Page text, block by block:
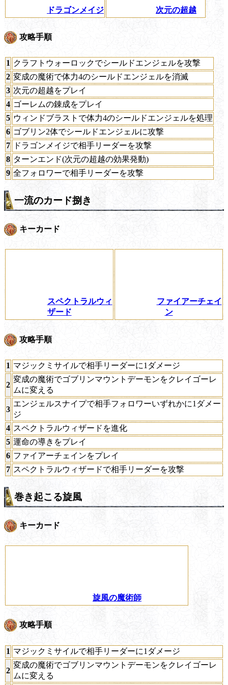
ドラゴンメイジ 次元の超越
攻略手順
1 クラフトウォーロックでシールドエンジェルを攻撃
2 変成の魔術で体力4のシールドエンジェルを消滅
3 次元の超越をプレイ
4 ゴーレムの錬成をプレイ
5 ウィンドブラストで体力4のシールドエンジェルを処理
6 ゴブリン2体でシールドエンジェルに攻撃
7
ドラゴンメイジで相手リーダーを攻撃
8 ターンエンド(次元の超越の効果発動)
9 全フォロワーで相手リーダーを攻撃
一流のカード捌き
キーカード
スペクトラルウィ
ザード
ファイアーチェイ
ン
攻略手順
1 マジックミサイルで相手リーダーに1ダメージ
2
変成の魔術でゴブリンマウントデーモンをクレイゴーレ
ムに変える
3
エンジェルスナイプで相手フォロワーいずれかに1ダメー
ジ
4 スペクトラルウィザードを進化
5 運命の導きをプレイ
6 ファイアーチェインをプレイ
7 スペクトラルウィザードで相手リーダーを攻撃
巻き起こる旋風
キーカード
旋風の魔術師
攻略手順
1 マジックミサイルで相手リーダーに1ダメージ
2
変成の魔術でゴブリンマウントデーモンをクレイゴーレ
ムに変える